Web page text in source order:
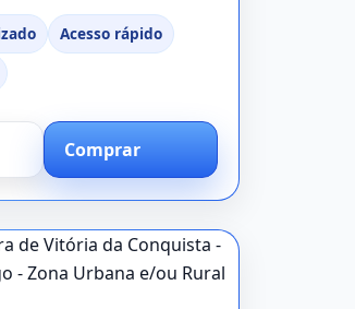
Acesso rápido
Comprar